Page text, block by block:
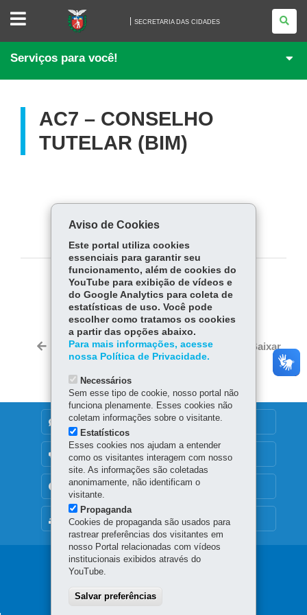
SECRETARIA
CIDADES
SECRETARIA DAS CIDADES
Serviços para você!
AC7 – CONSELHO
TUTELAR (BIM)
COMPARTILHE:
Fa
ce
bo
ok
Tw
itt
W
ha
ts
Ap
Voltar Início Imprimir Baixar
MAPA DO SITE
DENUNCIE CORRUPÇÃO
TRANSPARÊNCIA INSTITUCIONAL
Navegação
principal
Aviso de Cookies
Este portal utiliza cookies
essenciais para garantir seu
funcionamento, além de cookies do
YouTube para exibição de vídeos e
do Google Analytics para coleta de
estatísticas de uso. Você pode
escolher como tratamos os cookies
a partir das opções abaixo.
Para mais informações, acesse
nossa Política de Privacidade.
Necessários
Sem esse tipo de cookie, nosso portal não
funciona plenamente. Esses cookies não
coletam informações sobre o visitante.
Estatísticos
Esses cookies nos ajudam a entender
como os visitantes interagem com nosso
site. As informações são coletadas
anonimamente, não identificam o
visitante.
Propaganda
Cookies de propaganda são usados para
rastrear preferências dos visitantes em
nosso Portal relacionadas com vídeos
institucionais exibidos através do
YouTube.
Salvar preferências